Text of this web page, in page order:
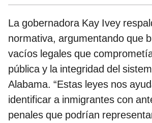
La gobernadora Kay Ivey
normativa, argumentando que
vacíos legales que
pública y la integridad del
Alabama. “Estas leyes nos
identificar a inmigrantes con
penales que podrían